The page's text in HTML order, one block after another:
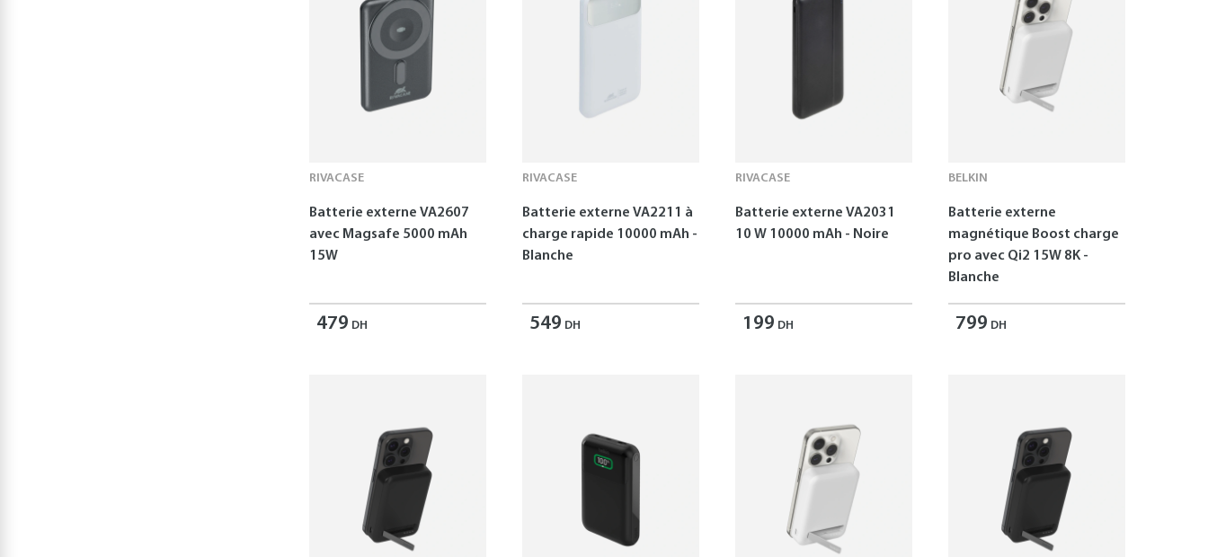
RIVACASE
Batterie externe VA2607
avec Magsafe 5000 mAh
15W
479 DH
RIVACASE
Batterie externe VA2211 à
charge rapide 10000 mAh -
Blanche
549 DH
RIVACASE
Batterie externe VA2031
10 W 10000 mAh - Noire
199 DH
BELKIN
Batterie externe
magnétique Boost charge
pro avec Qi2 15W 8K -
Blanche
799 DH